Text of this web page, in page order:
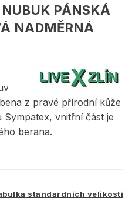
PÁNSKÁ
NADMĚRNÁ
z pravé přírodní kůže
vnitřní část je
berana.
standardních velikostí